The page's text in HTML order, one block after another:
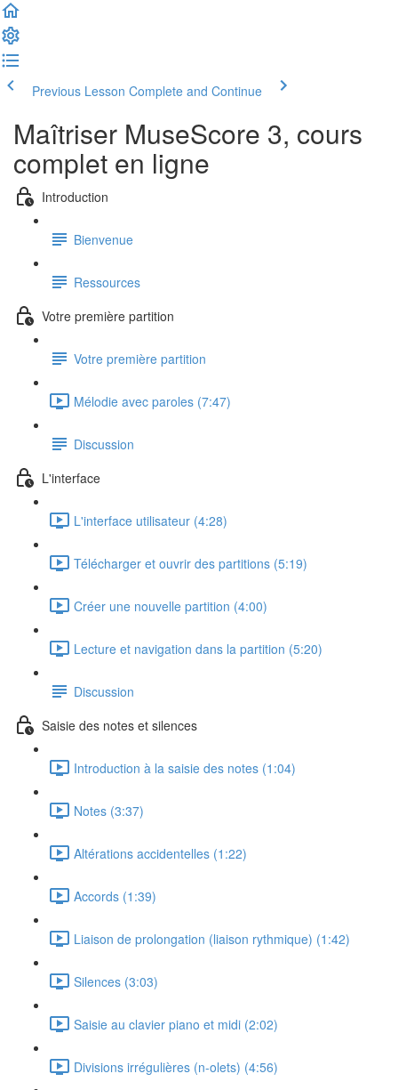
Previous Lesson Complete and Continue
Maîtriser MuseScore 3, cours
complet en ligne
Introduction
Bienvenue
Ressources
Votre première partition
Votre première partition
Mélodie avec paroles (7:47)
Discussion
L'interface
L'interface utilisateur (4:28)
Télécharger et ouvrir des partitions (5:19)
Créer une nouvelle partition (4:00)
Lecture et navigation dans la partition (5:20)
Discussion
Saisie des notes et silences
Introduction à la saisie des notes (1:04)
Notes (3:37)
Altérations accidentelles (1:22)
Accords (1:39)
Liaison de prolongation (liaison rythmique) (1:42)
Silences (3:03)
Saisie au clavier piano et midi (2:02)
Divisions irrégulières (n-olets) (4:56)